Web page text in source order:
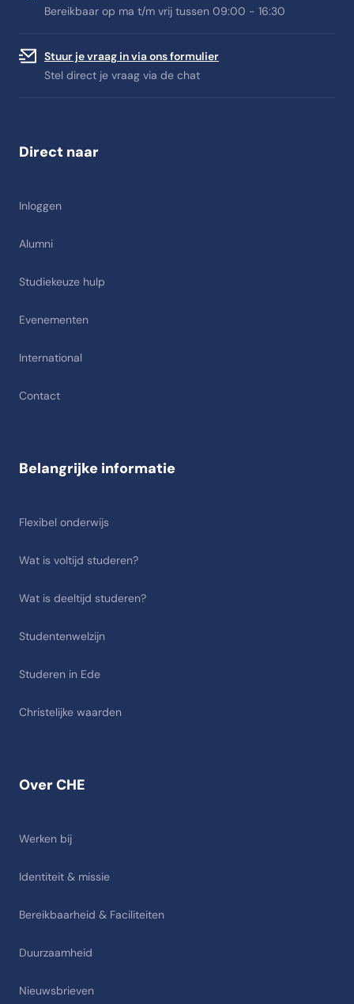
Bereikbaar op ma t/m vrij tussen 09:00 - 16:30
Stuur je vraag in via ons formulier
Stel direct je vraag via de chat
Direct naar
Inloggen
Alumni
Studiekeuze hulp
Evenementen
International
Contact
Over CHE
Werken bij
Identiteit & missie
Bereikbaarheid & Faciliteiten
Duurzaamheid
Nieuwsbrieven
Belangrijke informatie
Flexibel onderwijs
Wat is voltijd studeren?
Wat is deeltijd studeren?
Studentenwelzijn
Studeren in Ede
Christelijke waarden